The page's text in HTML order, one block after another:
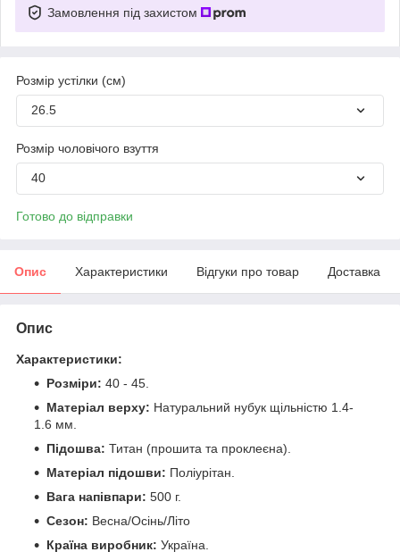
Замовлення під захистом
Розмір устілки (см)
26.5
Розмір чоловічого взуття
40
Готово до відправки
Опис Характеристики Відгуки про товар Доставка
Опис
Характеристики:
Розміри: 40 - 45.
Матеріал верху: Натуральний нубук щільністю 1.4-
1.6 мм.
Підошва: Титан (прошита та проклеєна).
Матеріал підошви: Поліурітан.
Вага напівпари: 500 г.
Сезон: Весна/Осінь/Літо
Країна виробник: Україна.